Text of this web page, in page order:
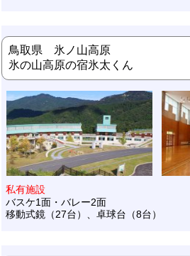
鳥取県 氷ノ山高原
氷の山高原の宿氷太くん
私有施設
バスケ1面・バレー2面
移動式鏡（27台）、卓球台（8台）